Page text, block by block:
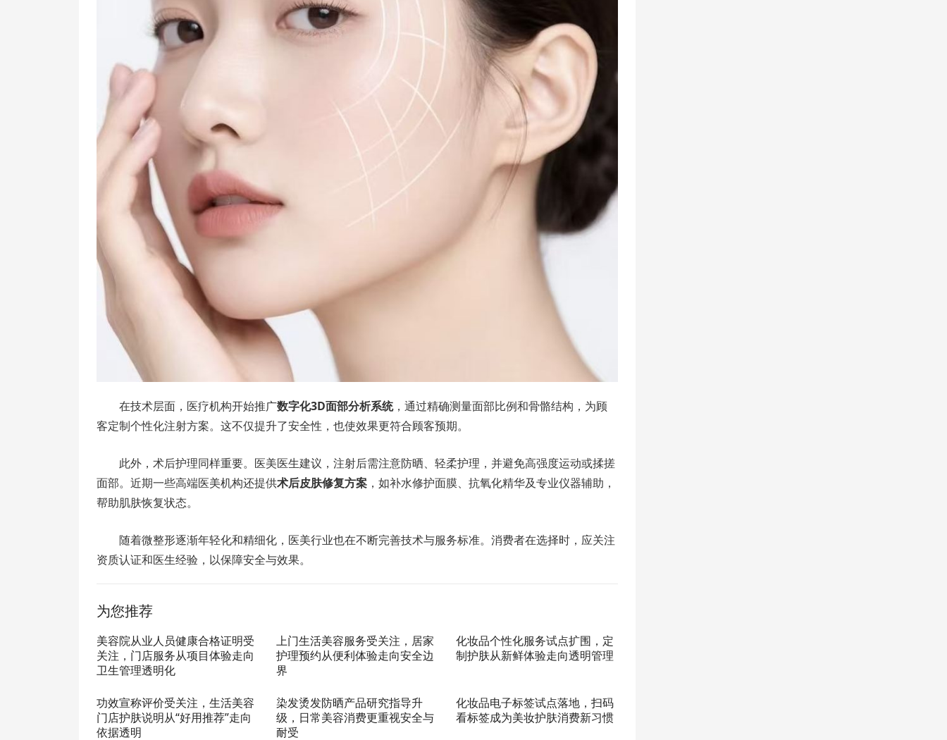
在技术层面，医疗机构开始推广数字化3D面部分析系统，通过精确测量面部比例和骨骼结构，为顾
客定制个性化注射方案。这不仅提升了安全性，也使效果更符合顾客预期。
此外，术后护理同样重要。医美医生建议，注射后需注意防晒、轻柔护理，并避免高强度运动或揉搓
面部。近期一些高端医美机构还提供术后皮肤修复方案 ，如补水修护面膜、抗氧化精华及专业仪器辅助，
帮助肌肤恢复状态。
随着微整形逐渐年轻化和精细化，医美行业也在不断完善技术与服务标准。消费者在选择时，应关注
资质认证和医生经验，以保障安全与效果。
为您推荐
美容院从业人员健康合格证明受
关注，门店服务从项目体验走向
卫生管理透明化
上门生活美容服务受关注，居家
护理预约从便利体验走向安全边
界
化妆品个性化服务试点扩围，定
制护肤从新鲜体验走向透明管理
功效宣称评价受关注，生活美容
门店护肤说明从“好用推荐”走向
依据透明
染发烫发防晒产品研究指导升
级，日常美容消费更重视安全与
耐受
化妆品电子标签试点落地，扫码
看标签成为美妆护肤消费新习惯